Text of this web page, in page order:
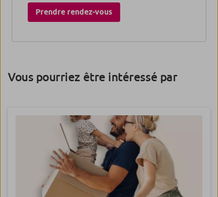
Prendre rendez-vous​
Vous pourriez être intéressé par